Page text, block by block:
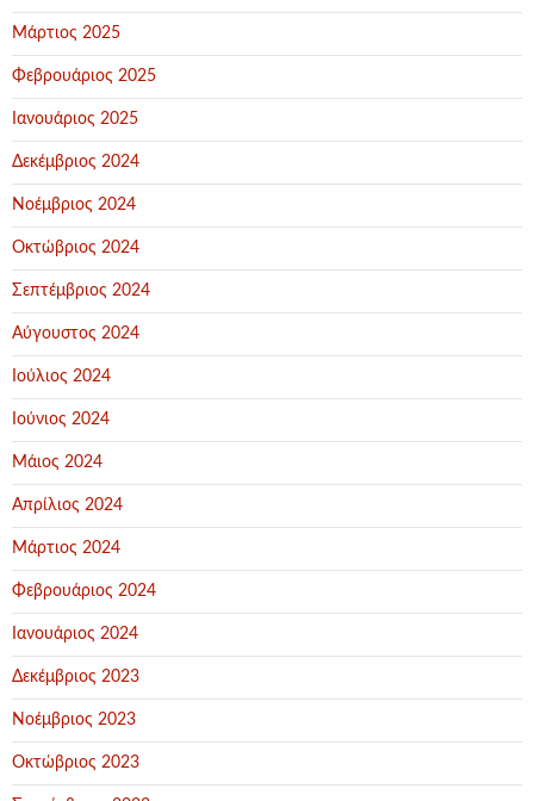
Μάρτιος 2025
Φεβρουάριος 2025
Ιανουάριος 2025
Δεκέμβριος 2024
Νοέμβριος 2024
Οκτώβριος 2024
Σεπτέμβριος 2024
Αύγουστος 2024
Ιούλιος 2024
Ιούνιος 2024
Μάιος 2024
Απρίλιος 2024
Μάρτιος 2024
Φεβρουάριος 2024
Ιανουάριος 2024
Δεκέμβριος 2023
Νοέμβριος 2023
Οκτώβριος 2023